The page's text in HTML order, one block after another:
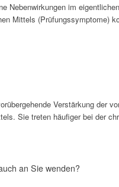
Nebenwirkungen im
Mittels (Prüfungssymptome)
Verstärkung der
Sie treten häufiger bei der
an Sie wenden?